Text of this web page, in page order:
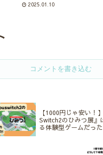
でも……やっぱりリ
で夢を叶...
2025.01.10
『428 ～封
コメントを書き込む
【1000円じゃ安い！
Switch2のひみつ展』
る体験型ゲームだった